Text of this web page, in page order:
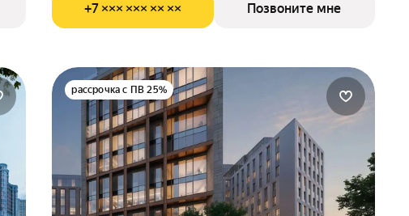
+7 ××× ××× ×× ×× Позвоните мне
рассрочка с ПВ 25%